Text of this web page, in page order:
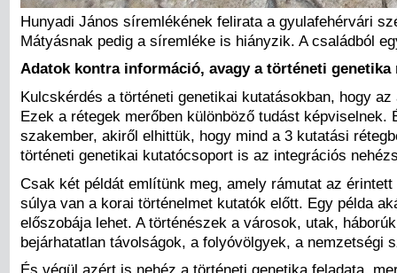
Hunyadi János síremlékének felirata a gyulafehérvári
Mátyásnak pedig a síremléke is hiányzik. A családból
Adatok kontra információ, avagy a történeti genetika
Kulcskérdés a történeti genetikai kutatásokban, hogy
Ezek a rétegek merőben különböző tudást
szakember, akiről elhittük, hogy mind a 3 kutatási
történeti genetikai kutatócsoport is az integrációs
Csak két példát említünk meg, amely rámutat az
súlya van a korai történelmet kutatók előtt. Egy példa
előszobája lehet. A történészek a városok, utak,
bejárhatatlan távolságok, a folyóvölgyek, a